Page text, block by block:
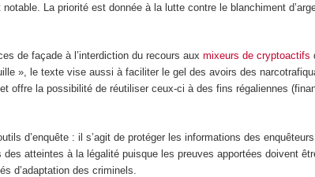
La priorité est donnée à la lutte contre le blanchiment
de façade à l’interdiction du recours auxmixeurs de cryptoactifs
», le texte vise aussi à faciliter le gel des avoirs des
offre la possibilité de réutiliser ceux-ci à des fins régaliennes
d’enquête : il s’agit de protéger les informations des
des atteintes à la légalité puisque les preuves apportées doivent
d’adaptation des criminels.